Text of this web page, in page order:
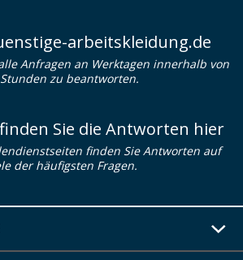
arbeitskleidung.de
Anfragen an Werktagen innerhalb von
zu beantworten.
finden Sie die Antworten hier
finden Sie Antworten auf
der häufigsten Fragen.